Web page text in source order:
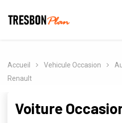
Accueil Vehicule Occasion
Renault
Voiture